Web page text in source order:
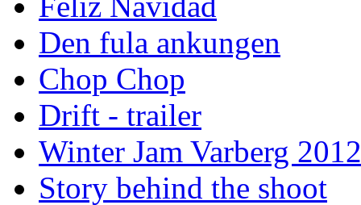
Den fula ankungen
Chop Chop
Drift - trailer
Winter Jam Varberg 2012
Story behind the shoot